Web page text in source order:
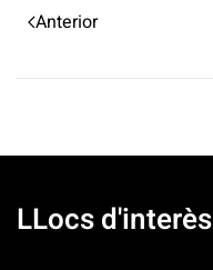
Anterior
LLocs d'interès